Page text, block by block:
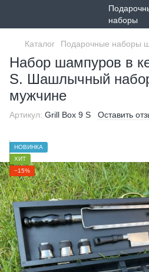
Каталог Подарочные наборы
Набор шампуров в
S. Шашлычный
мужчине
Артикул: Grill Box 9 S Оставить
НОВИНКА
ХИТ
−15%